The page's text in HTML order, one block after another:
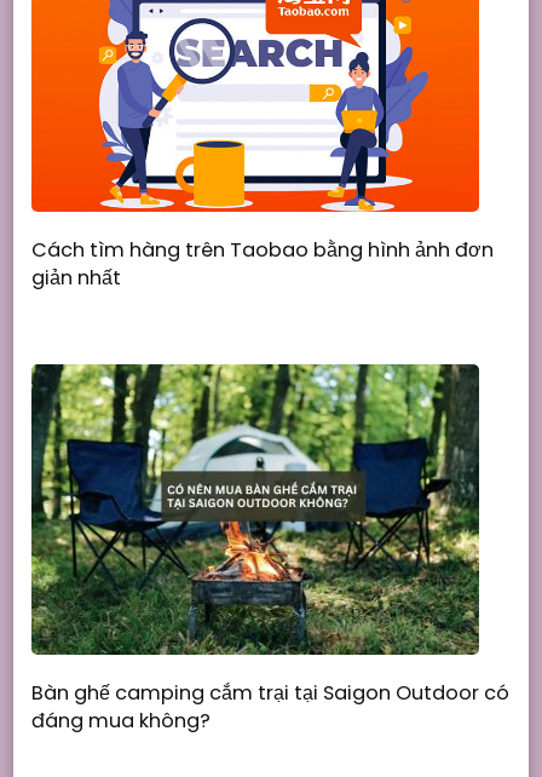
Cách tìm hàng trên Taobao bằng hình ảnh đơn
giản nhất
Bàn ghế camping cắm trại tại Saigon Outdoor có
đáng mua không?